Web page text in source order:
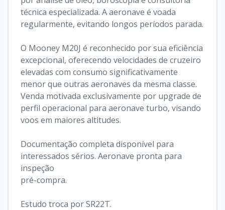
técnica especializada. A aeronave é voada
regularmente, evitando longos períodos parada.
O Mooney M20J é reconhecido por sua eficiência
excepcional, oferecendo velocidades de cruzeiro
elevadas com consumo significativamente
menor que outras aeronaves da mesma classe.
Venda motivada exclusivamente por upgrade de
perfil operacional para aeronave turbo, visando
voos em maiores altitudes.
Documentação completa disponível para
interessados sérios. Aeronave pronta para
inspeção
pré-compra.
Estudo troca por SR22T.